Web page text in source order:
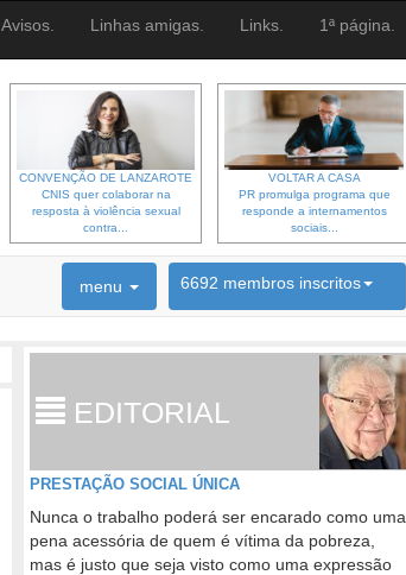
Avisos. Linhas amigas. Links. 1ª página.
CONVENÇÃO DE LANZAROTE
CNIS quer colaborar na
resposta à violência sexual
contra...
VOLTAR A CASA
PR promulga programa que
responde a internamentos
sociais...
menu 6692 membros inscritos
EDITORIAL
PRESTAÇÃO SOCIAL ÚNICA
Nunca o trabalho poderá ser encarado como uma
pena acessória de quem é vítima da pobreza,
mas é justo que seja visto como uma expressão